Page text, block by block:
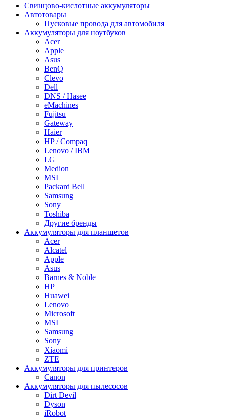
Cвинцово-кислотные аккумуляторы
Автотовары
Пусковые провода для автомобиля
Аккумуляторы для ноутбуков
Acer
Apple
Asus
BenQ
Clevo
Dell
DNS / Hasee
eMachines
Fujitsu
Gateway
Haier
HP / Compaq
Lenovo / IBM
LG
Medion
MSI
Packard Bell
Samsung
Sony
Toshiba
Другие бренды
Аккумуляторы для планшетов
Acer
Alcatel
Apple
Asus
Barnes & Noble
HP
Huawei
Lenovo
Microsoft
MSI
Samsung
Sony
Xiaomi
ZTE
Аккумуляторы для принтеров
Canon
Аккумуляторы для пылесосов
Dirt Devil
Dyson
iRobot